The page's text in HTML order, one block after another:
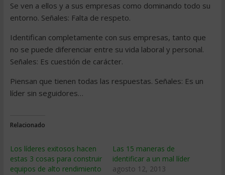
Se ven a ellos y a sus empresas como dominando todo su
entorno. Señales: Falta de respeto.
Identifican completamente con sus empresas, tanto que
no se puede diferenciar entre su vida laboral y personal.
Señales: Es cuestión de carácter.
Piensan que tienen todas las respuestas. Señales: Es un
líder sin seguidores…
Relacionado
Los líderes exitosos hacen
estas 3 cosas para construir
equipos de alto rendimiento
Las 15 maneras de
identificar a un mal líder
agosto 12, 2013